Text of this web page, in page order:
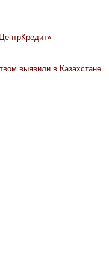
выявили в Казахстане